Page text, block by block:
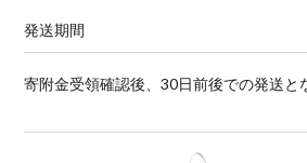
発送期間
寄附金受領確認後、30日前後での発送と